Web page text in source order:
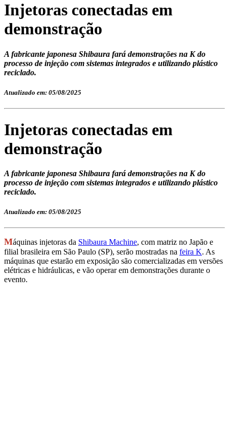
Injetoras conectadas em
demonstração
A fabricante japonesa Shibaura fará demonstrações na K do
processo de injeção com sistemas integrados e utilizando plástico
reciclado.
Atualizado em: 05/08/2025
Injetoras conectadas em
demonstração
A fabricante japonesa Shibaura fará demonstrações na K do
processo de injeção com sistemas integrados e utilizando plástico
reciclado.
Atualizado em: 05/08/2025
Máquinas injetoras da Shibaura Machine, com matriz no Japão e
filial brasileira em São Paulo (SP), serão mostradas na feira K. As
máquinas que estarão em exposição são comercializadas em versões
elétricas e hidráulicas, e vão operar em demonstrações durante o
evento.